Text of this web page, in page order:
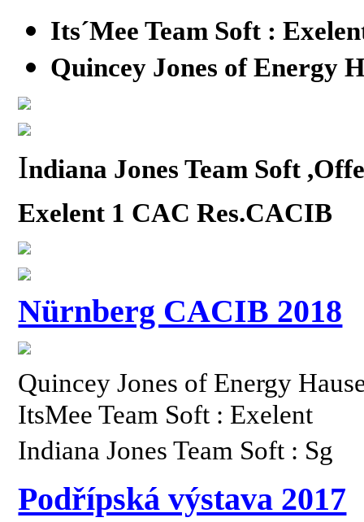
Its´Mee Team Soft :
Quincey Jones of Energy
Indiana Jones Team Soft
Exelent 1 CAC Res.CACIB
Nürnberg CACIB 2018
Quincey Jones of Energy
ItsMee Team Soft : Exelent
Indiana Jones Team Soft : Sg
Podřípská výstava 2017